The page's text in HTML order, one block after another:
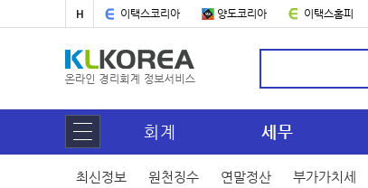
H 이택스코리아 양도코리아 이택스홈피
회계 세무
최신정보 원천징수 연말정산 부가가치세